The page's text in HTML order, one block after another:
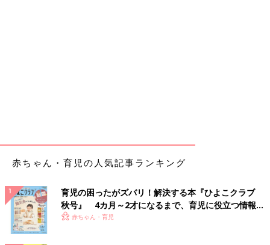
赤ちゃん・育児の人気記事ランキング
育児の困ったがズバリ！解決する本『ひよこクラブ
秋号』 4カ月～2才になるまで、育児に役立つ情報が
いっぱい！
赤ちゃん・育児